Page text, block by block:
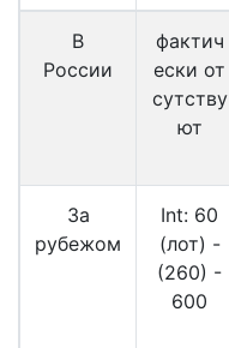
В
России
фактич
ески от
сутству
ют
За
рубежом
Int: 60
(лот) -
(260) -
600